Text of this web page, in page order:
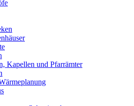
Kapellen und Pfarrämter